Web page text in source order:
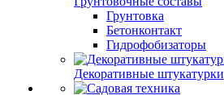
Грунтовка
Бетонконтакт
Гидрофобизаторы
Декоративные штукатурки